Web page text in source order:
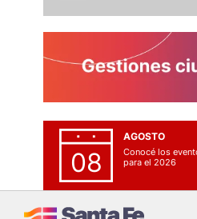
08
AGOSTO
Conocé los
para el 2026